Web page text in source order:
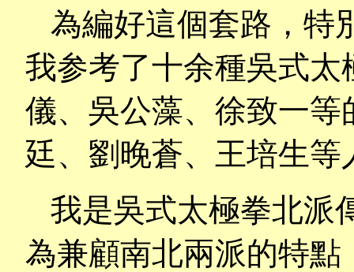
為編好這個套路，特
我参考了十余種吳式
儀、吳公藻、徐致一等
廷、劉晚蒼、王培生等
我是吳式太極拳北派
為兼顧南北兩派的特